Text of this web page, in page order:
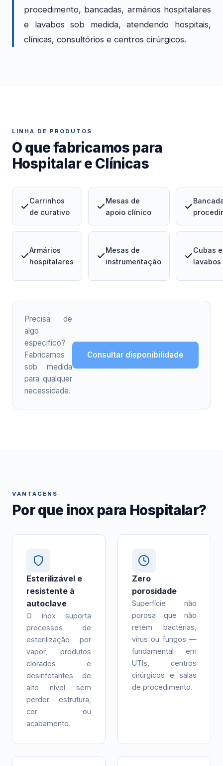
procedimento, bancadas, armários hospitalares
e lavabos sob medida, atendendo hospitais,
clínicas, consultórios e centros cirúrgicos.
LINHA DE PRODUTOS
O que fabricamos para
Hospitalar e Clínicas
Carrinhos
de curativo
Mesas de
apoio clínico
Armários
hospitalares
Mesas de
instrumentação
Cubas e
lavabos
Precisa de
algo
especifico?
Fabricamos
sob medida
para qualquer
necessidade.
Consultar disponibilidade
VANTAGENS
Por que inox para Hospitalar?
Esterilizável e
resistente à
autoclave
O inox suporta
processos de
esterilização por
vapor, produtos
clorados e
desinfetantes de
alto nível sem
perder estrutura,
cor ou
acabamento.
Zero
porosidade
Superfície não
porosa que não
retém bactérias,
vírus ou fungos —
fundamental em
UTIs, centros
cirúrgicos e salas
de procedimento.